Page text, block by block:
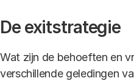
De exitstrategie
Wat zijn de behoeften en
verschillende geledingen